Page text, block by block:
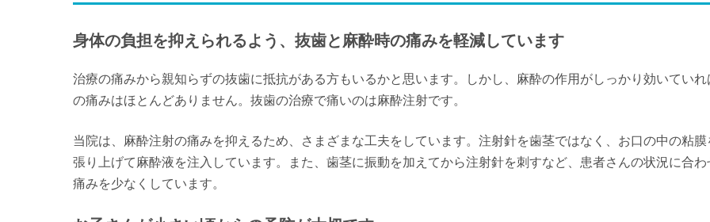
休
休
休
休
9/27
9/28 9/29
9/30
休
身体の負担を抑えられるよう、抜歯と麻酔時の痛みを軽減しています
治療の痛みから親知らずの抜歯に抵抗がある方もいるかと思います。しかし、麻酔の作用がしっかり効いていれ
の痛みはほとんどありません。抜歯の治療で痛いのは麻酔注射です。
当院は、麻酔注射の痛みを抑えるため、さまざまな工夫をしています。注射針を歯茎ではなく、お口の中の粘膜
張り上げて麻酔液を注入しています。また、歯茎に振動を加えてから注射針を刺すなど、患者さんの状況に合わ
痛みを少なくしています。